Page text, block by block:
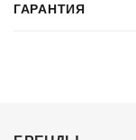
ГАРАНТИЯ